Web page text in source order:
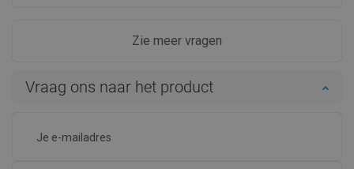
Zie meer vragen
Vraag ons naar het product